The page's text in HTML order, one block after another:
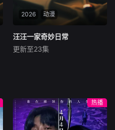
交流能力，还是为英语考试做
准备，这门课程都能满足需
求，引领学习者轻松掌握英语
情景对话技巧。
2026 动漫
汪汪一家奇妙日常
未知
态生动，兼具萌宠内容的治愈
感与动画角色的代入感，精准
命中低龄儿童审美偏好，自带
汪汪一家奇妙日常
更新至23集
热播